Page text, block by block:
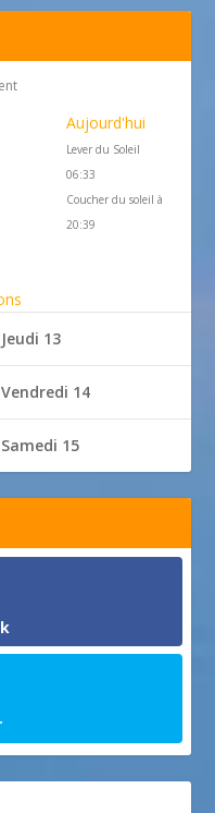
Aujourd'hui
Lever du Soleil
06:33
Coucher du soleil à
20:39
Jeudi 13
Vendredi 14
Samedi 15